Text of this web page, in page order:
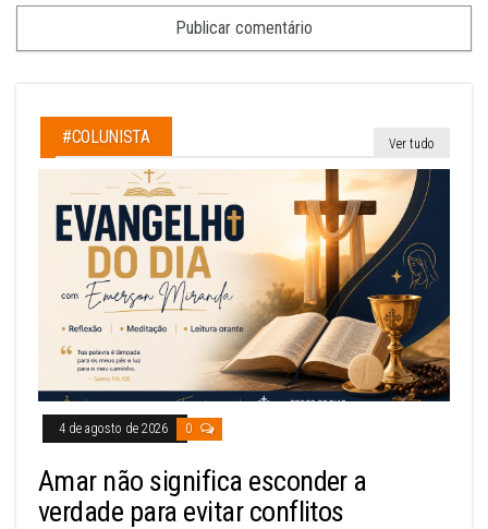
#COLUNISTA Ver tudo
4 de agosto de 2026 0
Amar não significa esconder a
verdade para evitar conflitos